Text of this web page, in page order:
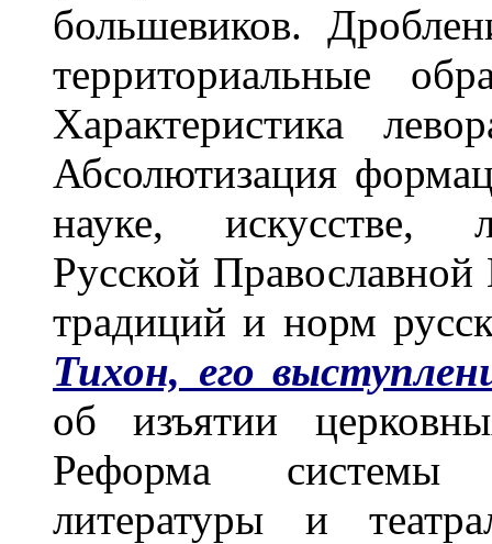
большевиков.
территориальные
Характеристика
Абсолютизация
науке, искусстве,
Русской
традиций и норм
Тихон, его
об изъятии
Реформа системы
литературы и